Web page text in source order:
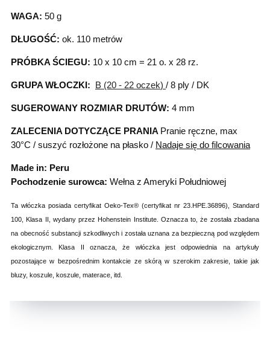
WAGA: 50 g
DŁUGOŚĆ: ok. 110 metrów
PRÓBKA ŚCIEGU: 10 x 10 cm = 21 o. x 28 rz.
GRUPA WŁOCZKI: B (20 - 22 oczek) / 8 ply / DK
SUGEROWANY ROZMIAR DRUTÓW: 4 mm
ZALECENIA DOTYCZĄCE PRANIA Pranie ręczne, max
30°C / suszyć rozłożone na płasko / Nadaje się do filcowania
Made in: Peru
Pochodzenie surowca: Wełna z Ameryki Południowej
Ta włóczka posiada certyfikat Oeko-Tex® (certyfikat nr 23.HPE.36896), Standard
100, Klasa II, wydany przez Hohenstein Institute. Oznacza to, że została zbadana
na obecność substancji szkodliwych i została uznana za bezpieczną pod względem
ekologicznym. Klasa II oznacza, że włóczka jest odpowiednia na artykuły
pozostające w bezpośrednim kontakcie ze skórą w szerokim zakresie, takie jak
bluzy, koszule, koszule, materace, itd.